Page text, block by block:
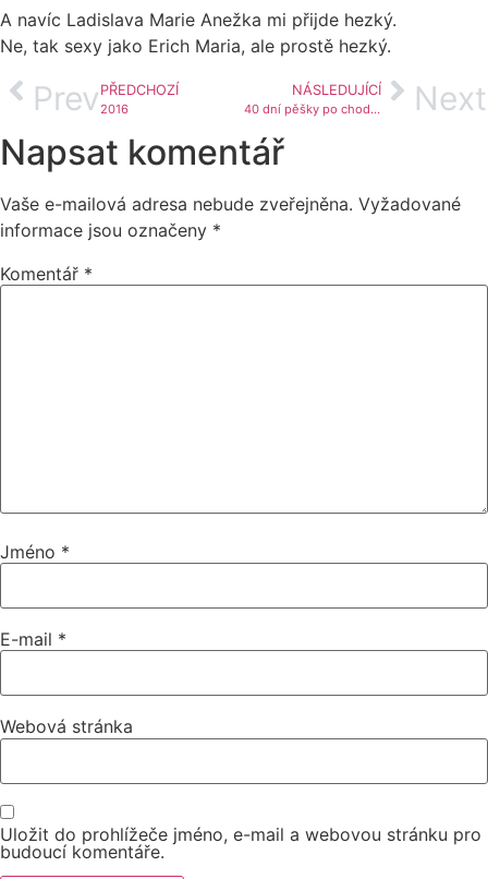
A navíc Ladislava Marie Anežka mi přijde hezký.
Ne, tak sexy jako Erich Maria, ale prostě hezký.
Prev PŘEDCHOZÍ
2016
NÁSLEDUJÍCÍ
40 dní pěšky po chodbě na Lize Next
Napsat komentář
Vaše e-mailová adresa nebude zveřejněna. Vyžadované
informace jsou označeny *
Komentář *
Jméno *
E-mail *
Webová stránka
Uložit do prohlížeče jméno, e-mail a webovou stránku pro
budoucí komentáře.